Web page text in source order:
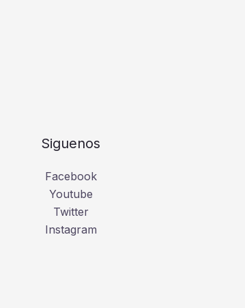
Siguenos
Facebook
Youtube
Twitter
Instagram